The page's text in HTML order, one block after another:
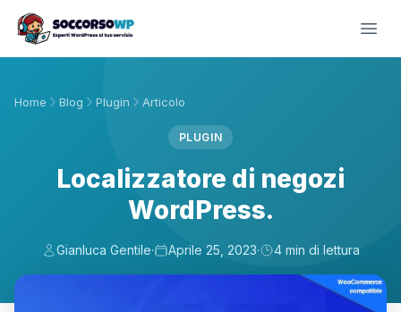
Home Blog Plugin Articolo
PLUGIN
Localizzatore di negozi
WordPress.
Gianluca Gentile· Aprile 25, 2023· 4 min di lettura